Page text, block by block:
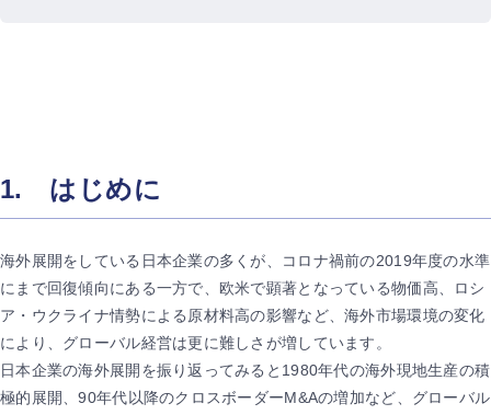
1. はじめに
海外展開をしている日本企業の多くが、コロナ禍前の2019年度の水準
にまで回復傾向にある一方で、欧米で顕著となっている物価高、ロシ
ア・ウクライナ情勢による原材料高の影響など、海外市場環境の変化
により、グローバル経営は更に難しさが増しています。
日本企業の海外展開を振り返ってみると1980年代の海外現地生産の積
極的展開、90年代以降のクロスボーダーM&Aの増加など、グローバル